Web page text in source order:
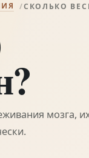
СКОЛЬКО
мозга,